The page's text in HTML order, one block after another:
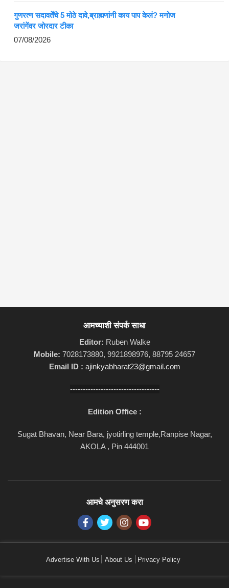
गुणरत्न सदावर्तेंचे 5 मोठे दावे,ब्राह्मणांनी काय पाप केलं? मनोज
जरांगेंवर जोरदार टीका
07/08/2026
आमच्याशी संपर्क साधा
Editor: Ruben Walke
Mobile: 7028173880, 9921898976, 88795 24657
Email ID : ajinkyabharat23@gmail.com
-----------------------------------
Edition Office :
Sugat Bhavan, Near Bara, jyotirling temple,Ranpise Nagar,
AKOLA , Pin 444001
आमचे अनुसरण करा
Advertise With Us About Us Privacy Policy